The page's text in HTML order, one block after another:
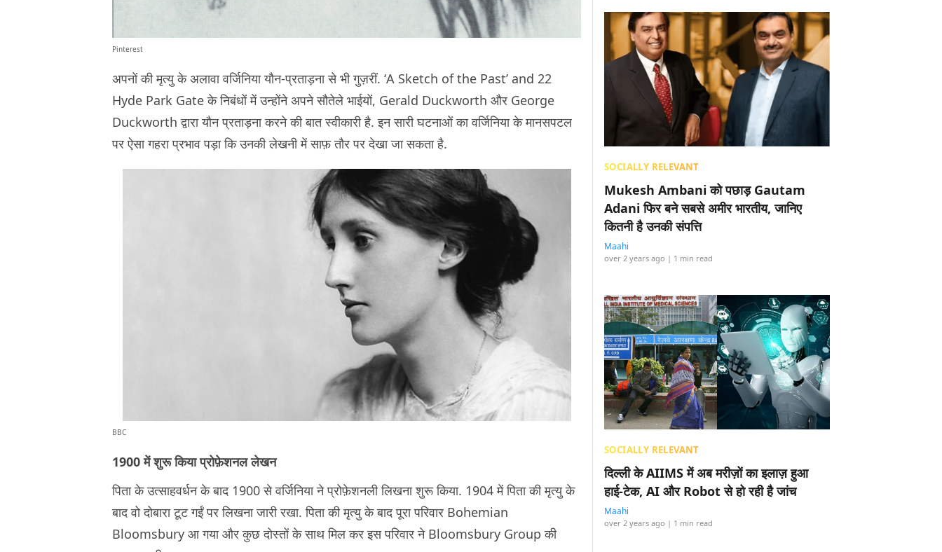
Pinterest
अपनों की मृत्यु के अलावा वर्जिनिया यौन-प्रताड़ना से भी गुज़रीं. ‘A Sketch of the Past’ and 22
Hyde Park Gate के निबंधों में उन्होंने अपने सौतेले भाईयों, Gerald Duckworth और George
Duckworth द्वारा यौन प्रताड़ना करने की बात स्वीकारी है. इन सारी घटनाओं का वर्जिनिया के मानसपटल
पर ऐसा गहरा प्रभाव पड़ा कि उनकी लेखनी में साफ़ तौर पर देखा जा सकता है.
BBC
1900 में शुरू किया प्रोफ़ेशनल लेखन
पिता के उत्साहवर्धन के बाद 1900 से वर्जिनिया ने प्रोफ़ेशनली लिखना शुरू किया. 1904 में पिता की मृत्यु के
बाद वो दोबारा टूट गईं पर लिखना जारी रखा. पिता की मृत्यु के बाद पूरा परिवार Bohemian
Bloomsbury आ गया और कुछ दोस्तों के साथ मिल कर इस परिवार ने Bloomsbury Group की
SOCIALLY RELEVANT
Mukesh Ambani को पछाड़ Gautam
Adani फिर बने सबसे अमीर भारतीय, जानिए
कितनी है उनकी संपत्ति
Maahi
over 2 years ago | 1 min read
SOCIALLY RELEVANT
दिल्ली के AIIMS में अब मरीज़ों का इलाज़ हुआ
हाई-टेक, AI और Robot से हो रही है जांच
Maahi
over 2 years ago | 1 min read